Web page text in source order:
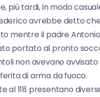
più tardi, in modo
avrebbe detto
mentre il padre
portato al pronto
non avevano
di arma da fuoco.
al 118 presentano